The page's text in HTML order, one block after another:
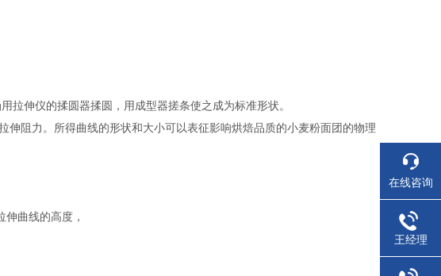
拉伸仪的揉圆器揉圆，用成型器搓条使之成为标准形状。
伸阻力。所得曲线的形状和大小可以表征影响烘焙品质的小麦粉面团的物理
曲线的高度，
在线咨询
王经理